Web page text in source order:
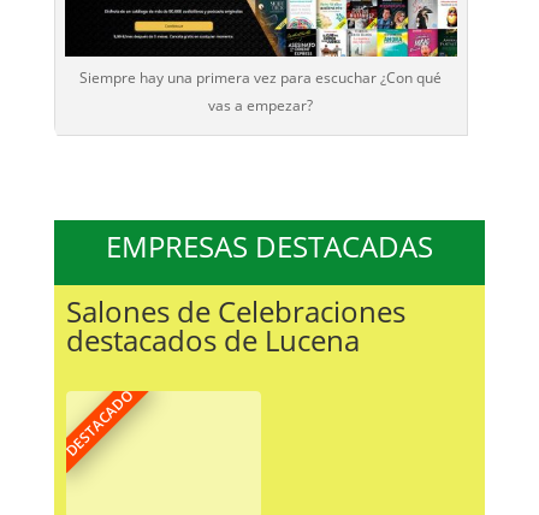
Siempre hay una primera vez para escuchar ¿Con qué
vas a empezar?
EMPRESAS DESTACADAS
Salones de Celebraciones
destacados de Lucena
DESTACADO